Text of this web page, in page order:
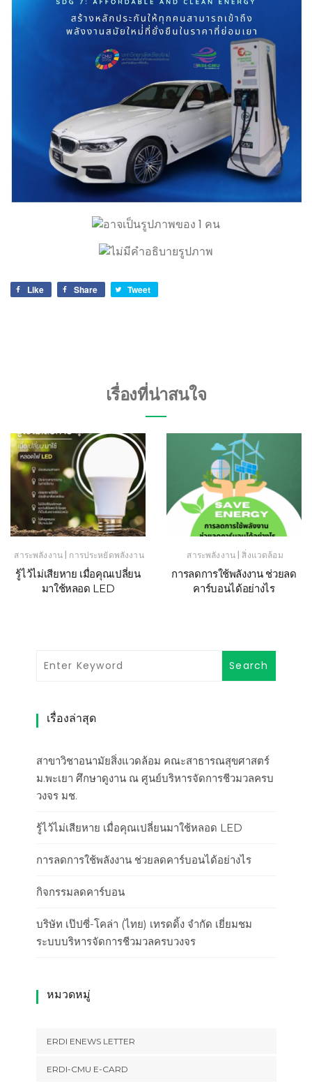
Like Share Tweet
เรื่องที่น่าสนใจ
สาระพลังงาน | การประหยัดพลังงาน
รู้ไว้ไม่เสียหาย เมื่อคุณเปลี่ยน
มาใช้หลอด LED
สาระพลังงาน | สิ่งแวดล้อม
การลดการใช้พลังงาน ช่วยลด
คาร์บอนได้อย่างไร
เรื่องล่าสุด
สาขาวิชาอนามัยสิ่งแวดล้อม คณะสาธารณสุขศาสตร์
ม.พะเยา ศึกษาดูงาน ณ ศูนย์บริหารจัดการชีวมวลครบ
วงจร มช.
รู้ไว้ไม่เสียหาย เมื่อคุณเปลี่ยนมาใช้หลอด LED
การลดการใช้พลังงาน ช่วยลดคาร์บอนได้อย่างไร
กิจกรรมลดคาร์บอน
บริษัท เป๊ปซี่-โคล่า (ไทย) เทรดดิ้ง จำกัด เยี่ยมชม
ระบบบริหารจัดการชีวมวลครบวงจร
หมวดหมู่
ERDI ENEWS LETTER
ERDI-CMU E-CARD